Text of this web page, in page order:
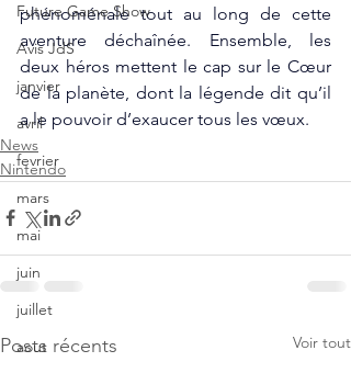
Future Game Show
Avis JdS
janvier
avril
fevrier
mars
mai
juin
juillet
aout
phénoménale tout au long de cette
aventure déchaînée. Ensemble, les
deux héros mettent le cap sur le Cœur
de la planète, dont la légende dit qu’il
a le pouvoir d’exaucer tous les vœux.
News
Nintendo
Posts récents Voir tout